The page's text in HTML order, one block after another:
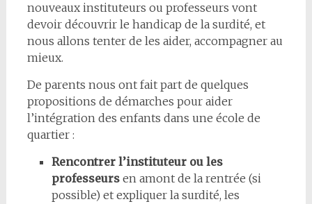
nouveaux instituteurs ou professeurs vont
devoir découvrir le handicap de la surdité, et
nous allons tenter de les aider, accompagner au
mieux.
De parents nous ont fait part de quelques
propositions de démarches pour aider
l’intégration des enfants dans une école de
quartier :
Rencontrer l’instituteur ou les
professeursen amont de la rentrée (si
possible) et expliquer la surdité, les